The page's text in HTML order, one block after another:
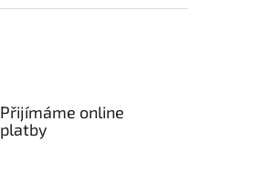
Přijímáme online
platby